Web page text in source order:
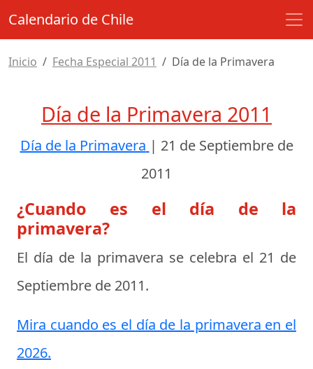
Calendario de Chile
Inicio Fecha Especial 2011 Día de la Primavera
Día de la Primavera 2011
Día de la Primavera | 21 de Septiembre de
2011
¿Cuando es el día de la
primavera?
El día de la primavera se celebra el 21 de
Septiembre de 2011.
Mira cuando es el día de la primavera en el
2026.